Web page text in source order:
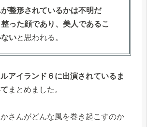
整形されているかは不明だ
った顔であり、美人であるこ
いと思われる。
アイランド６に出演されているま
まとめました。
さんがどんな風を巻き起こすのか